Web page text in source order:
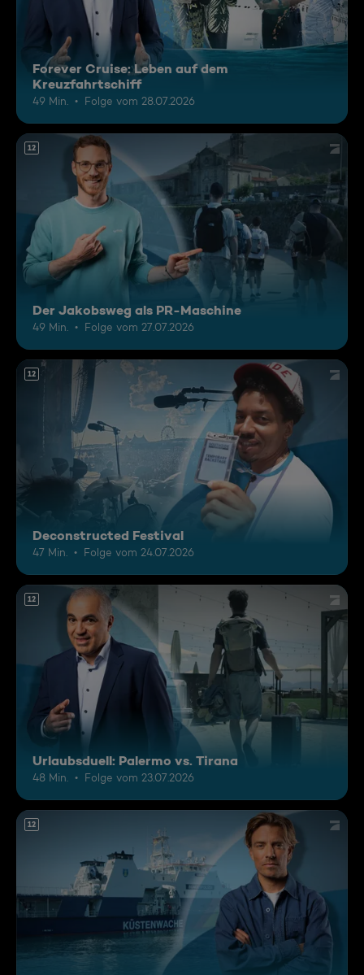
Forever Cruise: Leben auf dem
Kreuzfahrtschiff
49 Min. Folge vom 28.07.2026
12
Der Jakobsweg als PR-Maschine
49 Min. Folge vom 27.07.2026
12
Deconstructed Festival
47 Min. Folge vom 24.07.2026
12
Urlaubsduell: Palermo vs. Tirana
48 Min. Folge vom 23.07.2026
12